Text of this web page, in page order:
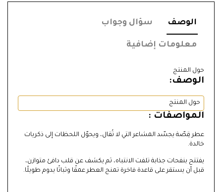
الوصف سؤال وجواب
معلومات إضافية
حول المنتج
الوصف:
حول المنتج
المواصفات :
عطر قِصّة يجسّد المشاعر التي لا تُقال، ويحوّل اللحظات إلى ذكريات
خالدة.
يفتتح بنفحات جذابة تلفت الانتباه، ثم يكشف عن قلب دافئ متوازن،
قبل أن يستقر على قاعدة فاخرة تمنح العطر عمقًا وثباتًا يدوم طويلًا.